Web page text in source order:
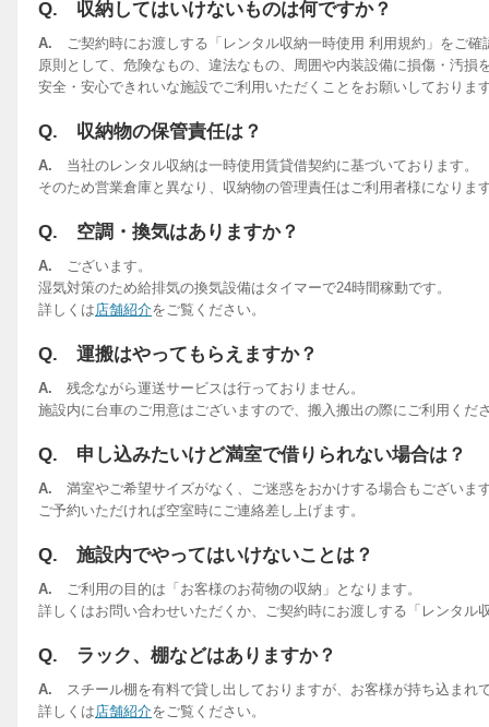
Q. 収納してはいけないものは何ですか？
A. ご契約時にお渡しする「レンタル収納一時使用 利用規約」をご確
原則として、危険なもの、違法なもの、周囲や内装設備に損傷・汚損
安全・安心できれいな施設でご利用いただくことをお願いしておりま
Q. 収納物の保管責任は？
A. 当社のレンタル収納は一時使用賃貸借契約に基づいております。
そのため営業倉庫と異なり、収納物の管理責任はご利用者様になりま
Q. 空調・換気はありますか？
A. ございます。
湿気対策のため給排気の換気設備はタイマーで24時間稼動です。
詳しくは店舗紹介をご覧ください。
Q. 運搬はやってもらえますか？
A. 残念ながら運送サービスは行っておりません。
施設内に台車のご用意はございますので、搬入搬出の際にご利用くだ
Q. 申し込みたいけど満室で借りられない場合は？
A. 満室やご希望サイズがなく、ご迷惑をおかけする場合もございま
ご予約いただければ空室時にご連絡差し上げます。
Q. 施設内でやってはいけないことは？
A. ご利用の目的は「お客様のお荷物の収納」となります。
詳しくはお問い合わせいただくか、ご契約時にお渡しする「レンタル
Q. ラック、棚などはありますか？
A. スチール棚を有料で貸し出しておりますが、お客様が持ち込まれ
詳しくは店舗紹介をご覧ください。